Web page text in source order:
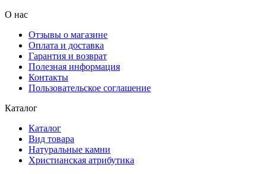
О нас
Отзывы о магазине
Оплата и доставка
Гарантия и возврат
Полезная информация
Контакты
Пользовательское соглашение
Каталог
Каталог
Вид товара
Натуральные камни
Христианская атрибутика